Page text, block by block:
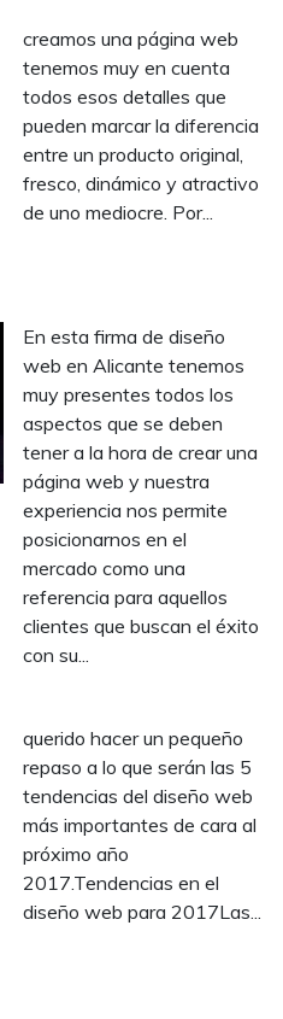
creamos una página web
tenemos muy en cuenta
todos esos detalles que
pueden marcar la diferencia
entre un producto original,
fresco, dinámico y atractivo
de uno mediocre. Por...
En esta firma de diseño
web en Alicante tenemos
muy presentes todos los
aspectos que se deben
tener a la hora de crear una
página web y nuestra
experiencia nos permite
posicionarnos en el
mercado como una
referencia para aquellos
clientes que buscan el éxito
con su...
querido hacer un pequeño
repaso a lo que serán las 5
tendencias del diseño web
más importantes de cara al
próximo año
2017.Tendencias en el
diseño web para 2017Las...